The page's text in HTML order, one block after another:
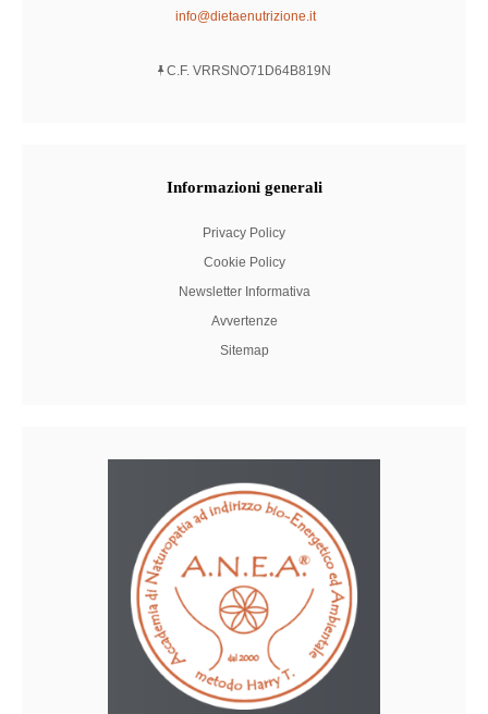
info@dietaenutrizione.it
C.F. VRRSNO71D64B819N
Informazioni generali
Privacy Policy
Cookie Policy
Newsletter Informativa
Avvertenze
Sitemap